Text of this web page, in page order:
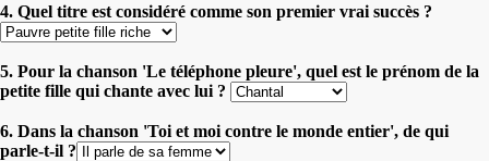
4. Quel titre est considéré comme son premier vrai succès ?
5. Pour la chanson 'Le téléphone pleure', quel est le prénom de la
petite fille qui chante avec lui ?
6. Dans la chanson 'Toi et moi contre le monde entier', de qui
parle-t-il ?